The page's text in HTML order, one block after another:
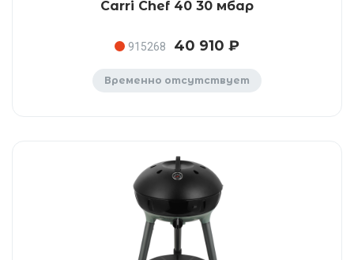
Carri Chef 40 30 мбар
915268 40 910 ₽
Временно отсутствует